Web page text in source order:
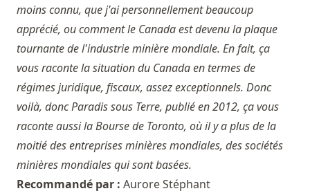
moins connu, que j'ai personnellement beaucoup
apprécié, ou comment le Canada est devenu la plaque
tournante de l'industrie minière mondiale. En fait, ça
vous raconte la situation du Canada en termes de
régimes juridique, fiscaux, assez exceptionnels. Donc
voilà, donc Paradis sous Terre, publié en 2012, ça vous
raconte aussi la Bourse de Toronto, où il y a plus de la
moitié des entreprises minières mondiales, des sociétés
minières mondiales qui sont basées.
Recommandé par : Aurore Stéphant